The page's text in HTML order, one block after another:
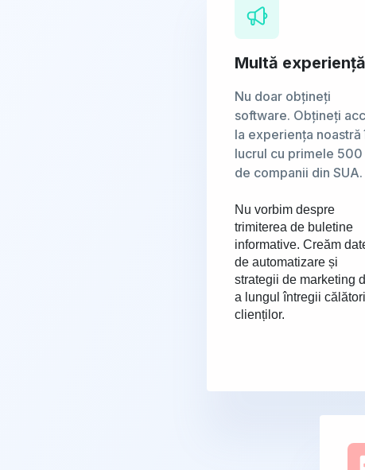
Multă experiență
Nu doar obțineți
software. Obțineți
la experiența noastră
lucrul cu primele 500
de companii din SUA.
Nu vorbim despre
trimiterea de buletine
informative. Creăm
de automatizare și
strategii de marketing
a lungul întregii
clienților.